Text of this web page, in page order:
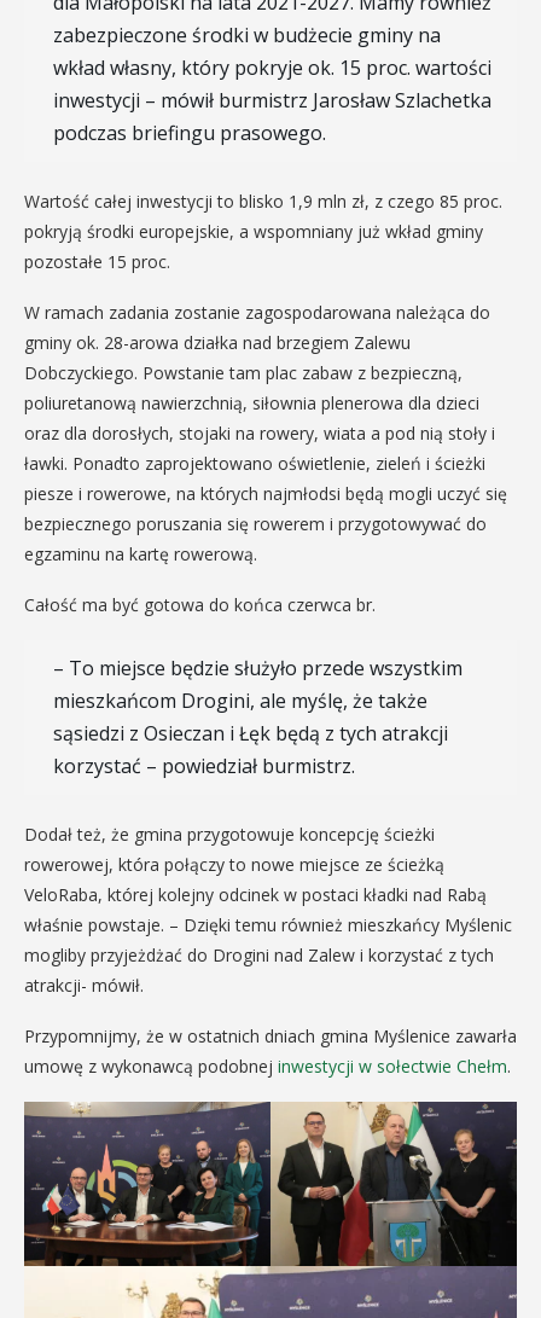
zabezpieczone środki w budżecie gminy na
wkład własny, który pokryje ok. 15 proc. wartości
inwestycji – mówił burmistrz Jarosław Szlachetka
podczas briefingu prasowego.
Wartość całej inwestycji to blisko 1,9 mln zł, z czego 85 proc.
pokryją środki europejskie, a wspomniany już wkład gminy
pozostałe 15 proc.
W ramach zadania zostanie zagospodarowana należąca do
gminy ok. 28-arowa działka nad brzegiem Zalewu
Dobczyckiego. Powstanie tam plac zabaw z bezpieczną,
poliuretanową nawierzchnią, siłownia plenerowa dla dzieci
oraz dla dorosłych, stojaki na rowery, wiata a pod nią stoły i
ławki. Ponadto zaprojektowano oświetlenie, zieleń i ścieżki
piesze i rowerowe, na których najmłodsi będą mogli uczyć się
bezpiecznego poruszania się rowerem i przygotowywać do
egzaminu na kartę rowerową.
Całość ma być gotowa do końca czerwca br.
– To miejsce będzie służyło przede wszystkim
mieszkańcom Drogini, ale myślę, że także
sąsiedzi z Osieczan i Łęk będą z tych atrakcji
korzystać – powiedział burmistrz.
Dodał też, że gmina przygotowuje koncepcję ścieżki
rowerowej, która połączy to nowe miejsce ze ścieżką
VeloRaba, której kolejny odcinek w postaci kładki nad Rabą
właśnie powstaje. – Dzięki temu również mieszkańcy Myślenic
mogliby przyjeżdżać do Drogini nad Zalew i korzystać z tych
atrakcji- mówił.
Przypomnijmy, że w ostatnich dniach gmina Myślenice zawarła
umowę z wykonawcą podobnej inwestycji w sołectwie Chełm.